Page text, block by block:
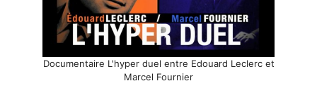
Documentaire L'hyper duel entre Edouard Leclerc et
Marcel Fournier